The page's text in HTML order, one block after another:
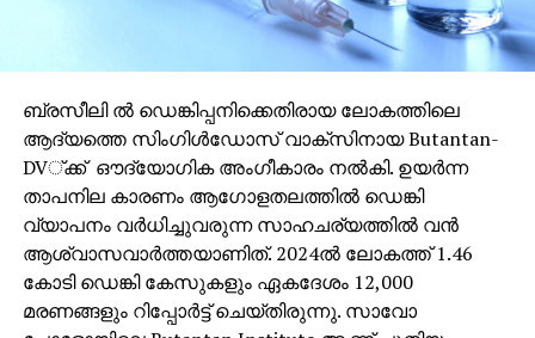
ബ്രസീലി ല്‍ ഡെങ്കിപ്പനിക്കെതിരായ ലോകത്തിലെ
ആദ്യത്തെ സിംഗിള്‍ഡോസ് വാക്സിനായ Butantan-
DV്ക്ക് ഔദ്യോഗിക അംഗീകാരം നല്‍കി. ഉയര്‍ന്ന
താപനില കാരണം ആഗോളതലത്തില്‍ ഡെങ്കി
വ്യാപനം വര്‍ധിച്ചുവരുന്ന സാഹചര്യത്തില്‍ വന്‍
ആശ്വാസവാര്‍ത്തയാണിത്. 2024ല്‍ ലോകത്ത് 1.46
കോടി ഡെങ്കി കേസുകളും ഏകദേശം 12,000
മരണങ്ങളും റിപ്പോര്‍ട്ട് ചെയ്തിരുന്നു. സാവോ